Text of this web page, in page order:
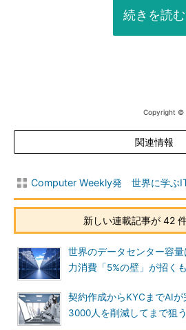
続きを読む
Copyright ©
関連情報
Computer Weekly発 世界に学ぶ
新しい連載記事が 42
世界のデータセンター容
力消費「5%の壁」が招く
契約作成からKYCまでAI
3000人を削減してまで狙